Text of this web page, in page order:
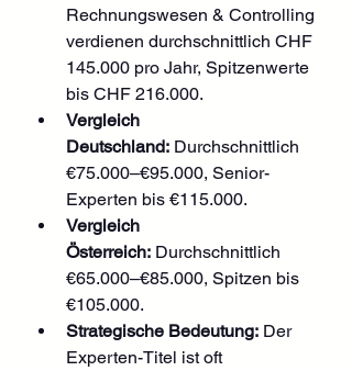
Rechnungswesen & Controlling
verdienen durchschnittlich CHF
145.000 pro Jahr, Spitzenwerte
bis CHF 216.000.
Vergleich
Deutschland: Durchschnittlich
€75.000–€95.000, Senior-
Experten bis €115.000.
Vergleich
Österreich: Durchschnittlich
€65.000–€85.000, Spitzen bis
€105.000.
Strategische Bedeutung: Der
Experten-Titel ist oft